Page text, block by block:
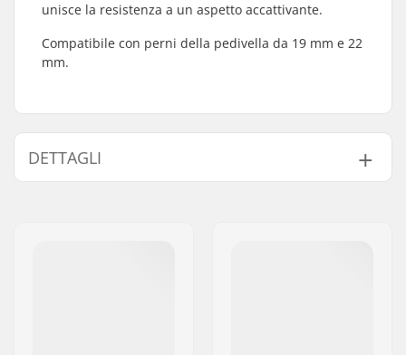
unisce la resistenza a un aspetto accattivante.
Compatibile con perni della pedivella da 19 mm e 22
mm.
DETTAGLI